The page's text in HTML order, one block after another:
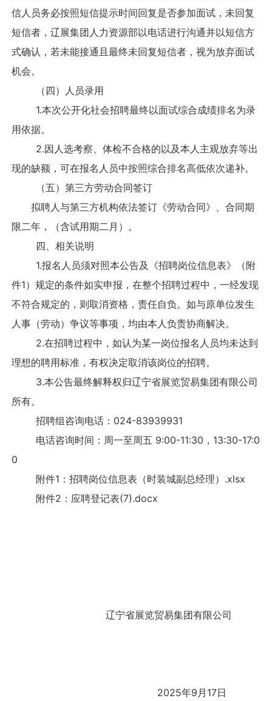
信人员务必按照短信提示时间回复是否参加面试，未回复
短信者，辽展集团人力资源部以电话进行沟通并以短信方
式确认，若未能接通且最终未回复短信者，视为放弃面试
机会。
（四）人员录用
1.本次公开化社会招聘最终以面试综合成绩排名为录
用依据。
2.因人选考察、体检不合格的以及本人主观放弃等出
现的缺额，可在报名人员中按照综合排名高低依次递补。
（五）第三方劳动合同签订
拟聘人与第三方机构依法签订《劳动合同》、合同期
限二年，（含试用期二月）。
四、相关说明
1.报名人员须对照本公告及《招聘岗位信息表》（附
件1）规定的条件如实申报，在整个招聘过程中，一经发现
不符合规定的，则取消资格，责任自负。如与原单位发生
人事（劳动）争议等事项，均由本人负责协商解决。
2.在招聘过程中，如认为某一岗位报名人员均未达到
理想的聘用标准，有权决定取消该岗位的招聘。
3.本公告最终解释权归辽宁省展览贸易集团有限公司
所有。
招聘组咨询电话：024-83939931
电话咨询时间：周一至周五 9:00-11:30，13:30-17:0
0
附件1：招聘岗位信息表（时装城副总经理）.xlsx
附件2：应聘登记表(7).docx
辽宁省展览贸易集团有限公司
2025年9月17日